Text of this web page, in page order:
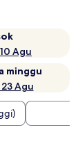
Agu
minggu
23 Agu